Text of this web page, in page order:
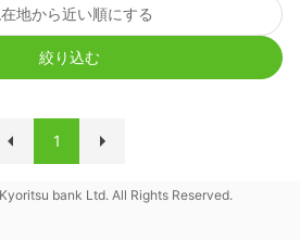
地から近い順にする
絞り込む
1
bank Ltd. All Rights Reserved.